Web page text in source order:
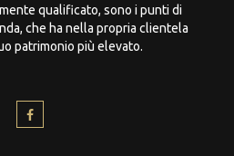
qualificato, sono i punti di
che ha nella propria clientela
patrimonio più elevato.